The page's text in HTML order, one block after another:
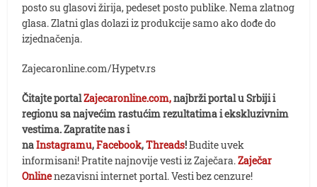
posto su glasovi žirija, pedeset posto publike. Nema zlatnog
glasa. Zlatni glas dolazi iz produkcije samo ako dođe do
izjednačenja.
Zajecaronline.com/Hypetv.rs
Čitajte portalZajecaronline.com,najbrži portal u Srbiji i
regionu sa najvećim rastućim rezultatima i ekskluzivnim
vestima. Zapratite nas i
naInstagramu,Facebook,Threads!Budite uvek
informisani! Pratite najnovije vesti iz Zaječara.Zaječar
Onlinenezavisni internet portal. Vesti bez cenzure!